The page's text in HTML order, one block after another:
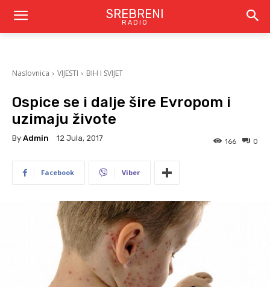
SREBRENI
RADIO
Naslovnica VIJESTI BIH I SVIJET
Ospice se i dalje šire Evropom i
uzimaju živote
By Admin 12 Jula, 2017 0
166
Facebook Viber